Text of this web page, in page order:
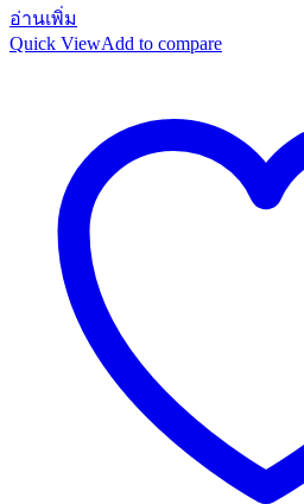
290 ฿.
was:
290 ฿.261 ฿.
อ่านเพิ่ม
Quick ViewAdd to compare